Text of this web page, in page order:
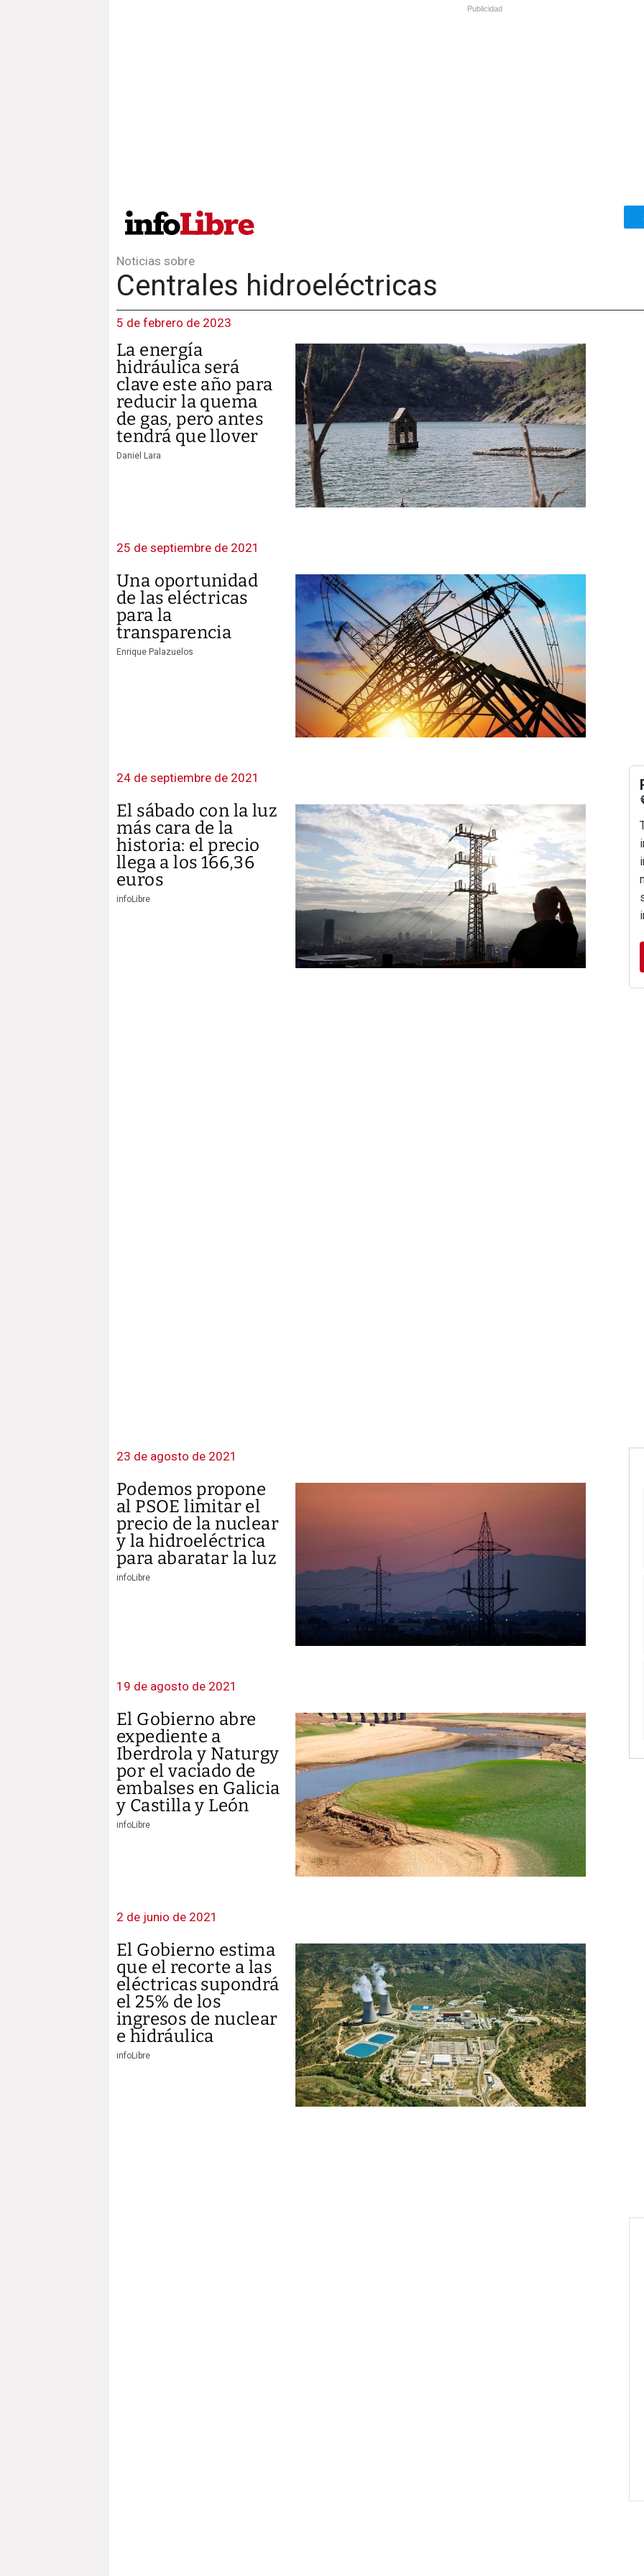
Publicidad
Noticias sobre
Centrales hidroeléctricas
5 de febrero de 2023
La energía
hidráulica será
clave este año para
reducir la quema
de gas, pero antes
tendrá que llover
Daniel Lara
25 de septiembre de 2021
Una oportunidad
de las eléctricas
para la
transparencia
Enrique Palazuelos
24 de septiembre de 2021
El sábado con la luz
más cara de la
historia: el precio
llega a los 166,36
euros
infoLibre
23 de agosto de 2021
Podemos propone
al PSOE limitar el
precio de la nuclear
y la hidroeléctrica
para abaratar la luz
infoLibre
19 de agosto de 2021
El Gobierno abre
expediente a
Iberdrola y Naturgy
por el vaciado de
embalses en Galicia
y Castilla y León
infoLibre
2 de junio de 2021
El Gobierno estima
que el recorte a las
eléctricas supondrá
el 25% de los
ingresos de nuclear
e hidráulica
infoLibre